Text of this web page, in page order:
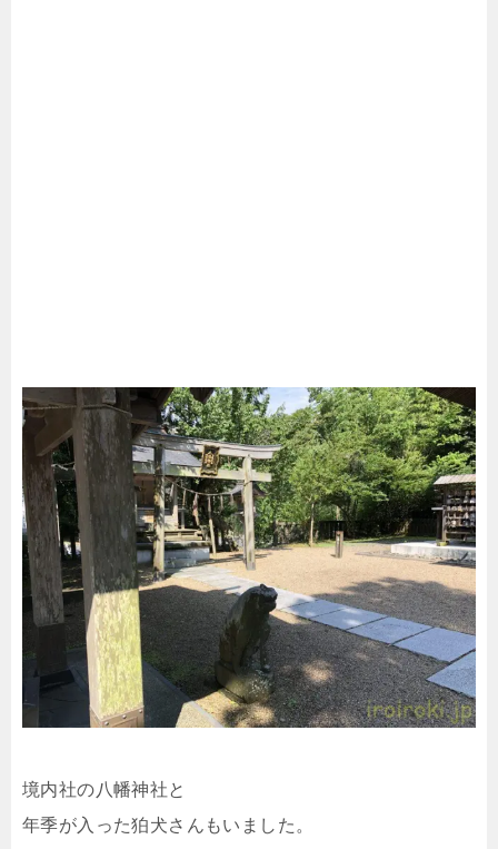
境内社の八幡神社と
年季が入った狛犬さんもいました。